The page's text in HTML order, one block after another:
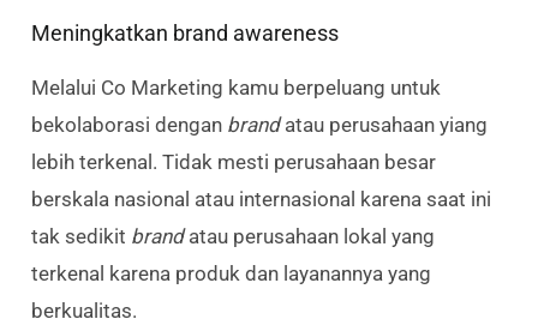
Meningkatkan brand awareness
Melalui Co Marketing kamu berpeluang untuk
bekolaborasi dengan brandatau perusahaan yiang
lebih terkenal. Tidak mesti perusahaan besar
berskala nasional atau internasional karena saat ini
tak sedikit brandatau perusahaan lokal yang
terkenal karena produk dan layanannya yang
berkualitas.